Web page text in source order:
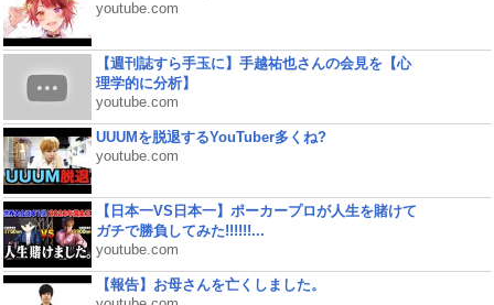
youtube.com
【週刊誌すら手玉に】手越祐也さんの会見を【心
理学的に分析】
youtube.com
UUUMを脱退するYouTuber多くね?
youtube.com
【日本一VS日本一】ポーカープロが人生を賭けて
ガチで勝負してみた!!!!!!...
youtube.com
【報告】お母さんを亡くしました。